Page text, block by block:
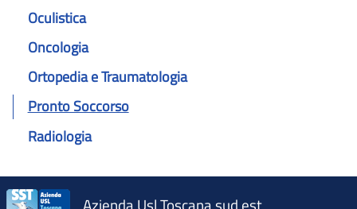
Oculistica
Oncologia
Ortopedia e Traumatologia
Pronto Soccorso
Radiologia
Azienda Usl Toscana sud est